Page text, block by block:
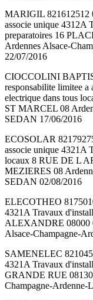
MARIGIL 821612512
associe unique 4312A
preparatoires 16
Ardennes Alsace-
22/07/2016
CIOCCOLINI
responsabilite limitee
electrique dans tous
ST MARCEL 08
SEDAN 17/06/2016
ECOSOLAR
associe unique 4321A
locaux 8 RUE DE L
MEZIERES 08
SEDAN 02/08/2016
ELECOTHEO
4321A Travaux
ALEXANDRE 08000
Alsace-Champagne-
SAMENELEC
4321A Travaux
GRANDE RUE
Champagne-